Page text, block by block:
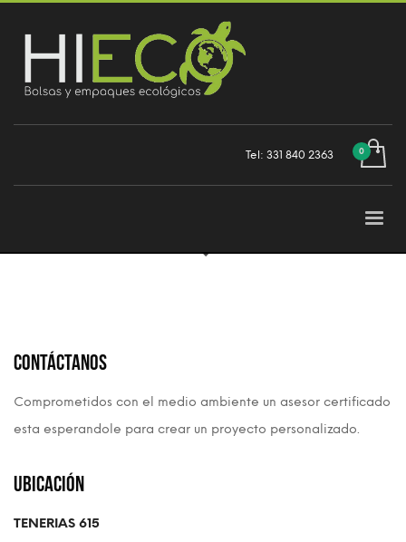
Tel: 331 840 2363
Contáctanos
Comprometidos con el medio ambiente un asesor certificado
esta esperandole para crear un proyecto personalizado.
Ubicación
TENERIAS 615